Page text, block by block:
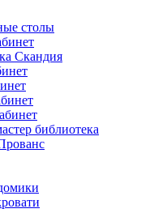
столы
Скандия
библиотека